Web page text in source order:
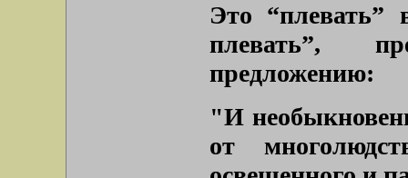
Это “плевать”
плевать”,
предложению:
"И
от